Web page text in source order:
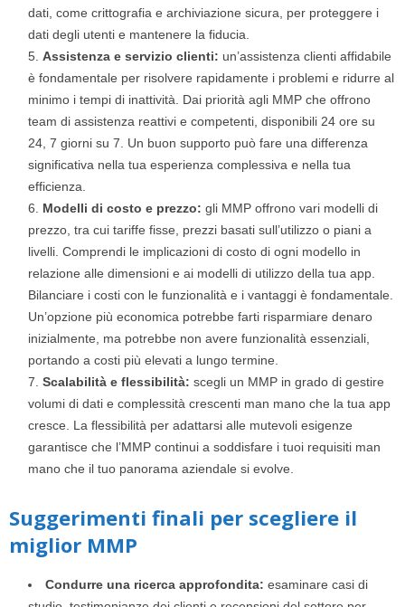
dati, come crittografia e archiviazione sicura, per proteggere i
dati degli utenti e mantenere la fiducia.
Assistenza e servizio clienti: un’assistenza clienti affidabile
è fondamentale per risolvere rapidamente i problemi e ridurre al
minimo i tempi di inattività. Dai priorità agli MMP che offrono
team di assistenza reattivi e competenti, disponibili 24 ore su
24, 7 giorni su 7. Un buon supporto può fare una differenza
significativa nella tua esperienza complessiva e nella tua
efficienza.
Modelli di costo e prezzo: gli MMP offrono vari modelli di
prezzo, tra cui tariffe fisse, prezzi basati sull’utilizzo o piani a
livelli. Comprendi le implicazioni di costo di ogni modello in
relazione alle dimensioni e ai modelli di utilizzo della tua app.
Bilanciare i costi con le funzionalità e i vantaggi è fondamentale.
Un’opzione più economica potrebbe farti risparmiare denaro
inizialmente, ma potrebbe non avere funzionalità essenziali,
portando a costi più elevati a lungo termine.
Scalabilità e flessibilità: scegli un MMP in grado di gestire
volumi di dati e complessità crescenti man mano che la tua app
cresce. La flessibilità per adattarsi alle mutevoli esigenze
garantisce che l’MMP continui a soddisfare i tuoi requisiti man
mano che il tuo panorama aziendale si evolve.
Suggerimenti finali per scegliere il
miglior MMP
Condurre una ricerca approfondita: esaminare casi di